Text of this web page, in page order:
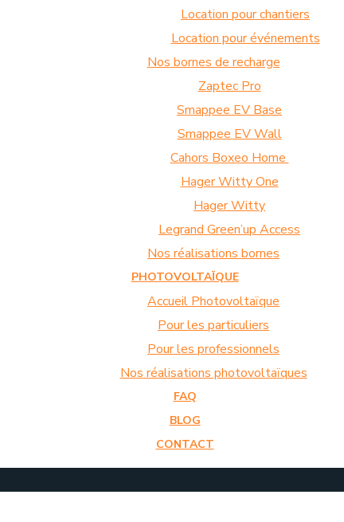
Location pour chantiers
Location pour événements
Nos bornes de recharge
Zaptec Pro
Smappee EV Base
Smappee EV Wall
Cahors Boxeo Home
Hager Witty One
Hager Witty
Legrand Green’up Access
Nos réalisations bornes
PHOTOVOLTAÏQUE
Accueil Photovoltaïque
Pour les particuliers
Pour les professionnels
Nos réalisations photovoltaïques
FAQ
BLOG
CONTACT